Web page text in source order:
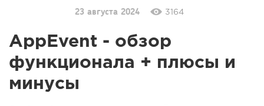
23 августа 2024 3164
AppEvent - обзор
функционала + плюсы и
минусы